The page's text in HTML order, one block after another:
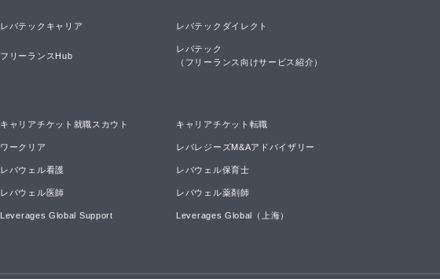
レバテックキャリア レバテックダイレクト
フリーランスHub
レバテック
（フリーランス向けサービス紹介）
キャリアチケット就職スカウト キャリアチケット転職
ワークリア レバレジーズM&Aアドバイザリー
レバウェル看護 レバウェル保育士
レバウェル医師 レバウェル薬剤師
Leverages Global Support Leverages Global（上海）